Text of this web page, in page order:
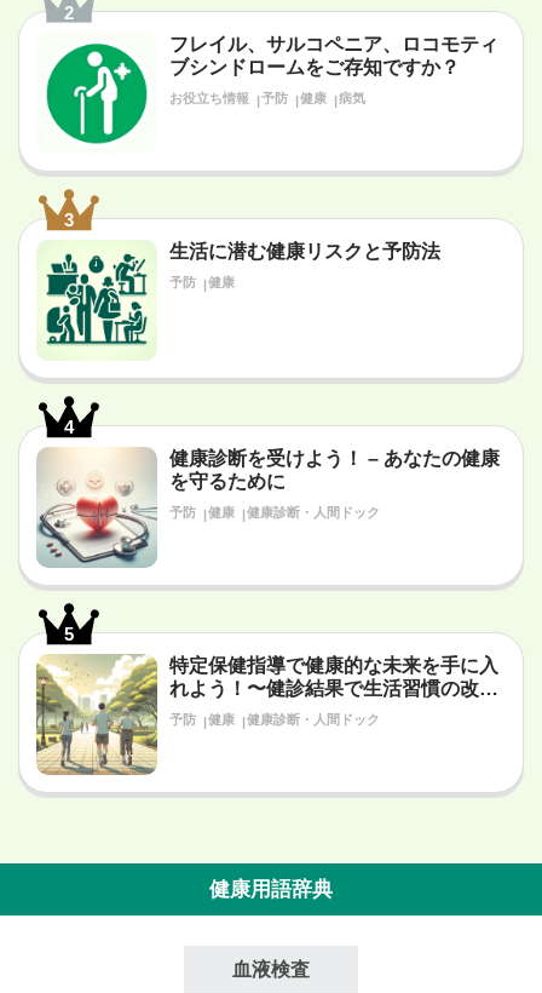
2
フレイル、サルコペニア、ロコモティ
ブシンドロームをご存知ですか？
お役立ち情報 予防 健康 病気
3
生活に潜む健康リスクと予防法
予防 健康
4
健康診断を受けよう！ – あなたの健康
を守るために
予防 健康 健康診断・人間ドック
5
特定保健指導で健康的な未来を手に入
れよう！〜健診結果で生活習慣の改善
が必要だと言われたあなたへ〜
予防 健康 健康診断・人間ドック
健康用語辞典
血液検査